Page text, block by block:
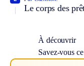
Le corps des
À découvrir
Savez-vous